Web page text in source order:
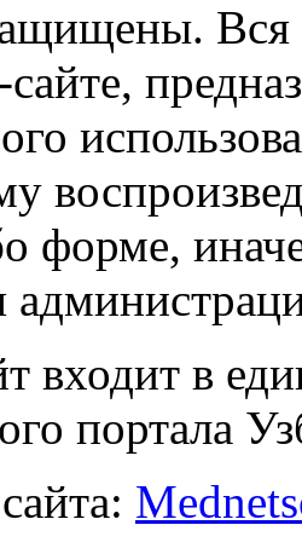
форме,
входит в
портала